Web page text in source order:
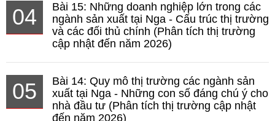
04
Bài 15: Những doanh nghiệp lớn trong các
ngành sản xuất tại Nga - Cấu trúc thị trường
và các đối thủ chính (Phân tích thị trường
cập nhật đến năm 2026)
05
Bài 14: Quy mô thị trường các ngành sản
xuất tại Nga - Những con số đáng chú ý cho
nhà đầu tư (Phân tích thị trường cập nhật
đến năm 2026)